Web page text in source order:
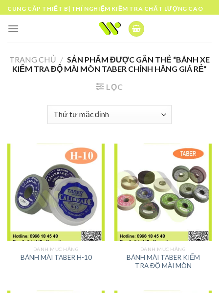
Skip
to
content
CUNG CẤP THIẾT BỊ THÍ NGHIỆM KIỂM TRA CHẤT LƯỢNG CAO
TRANG CHỦ / SẢN PHẨM ĐƯỢC GẮN THẺ “BÁNH XE
KIỂM TRA ĐỘ MÀI MÒN TABER CHÍNH HÃNG GIÁ RẺ”
LỌC
DANH MỤC HÃNG
BÁNH MÀI TABER H-10
DANH MỤC HÃNG
BÁNH MÀI TABER KIỂM
TRA ĐỘ MÀI MÒN